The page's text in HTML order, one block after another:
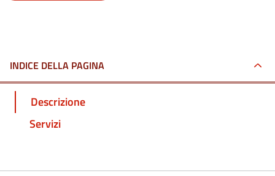
INDICE DELLA PAGINA
Descrizione
Servizi